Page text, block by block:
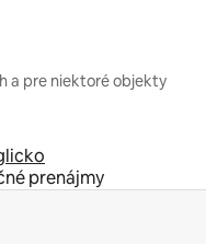
a pre niektoré objekty
prenájmy